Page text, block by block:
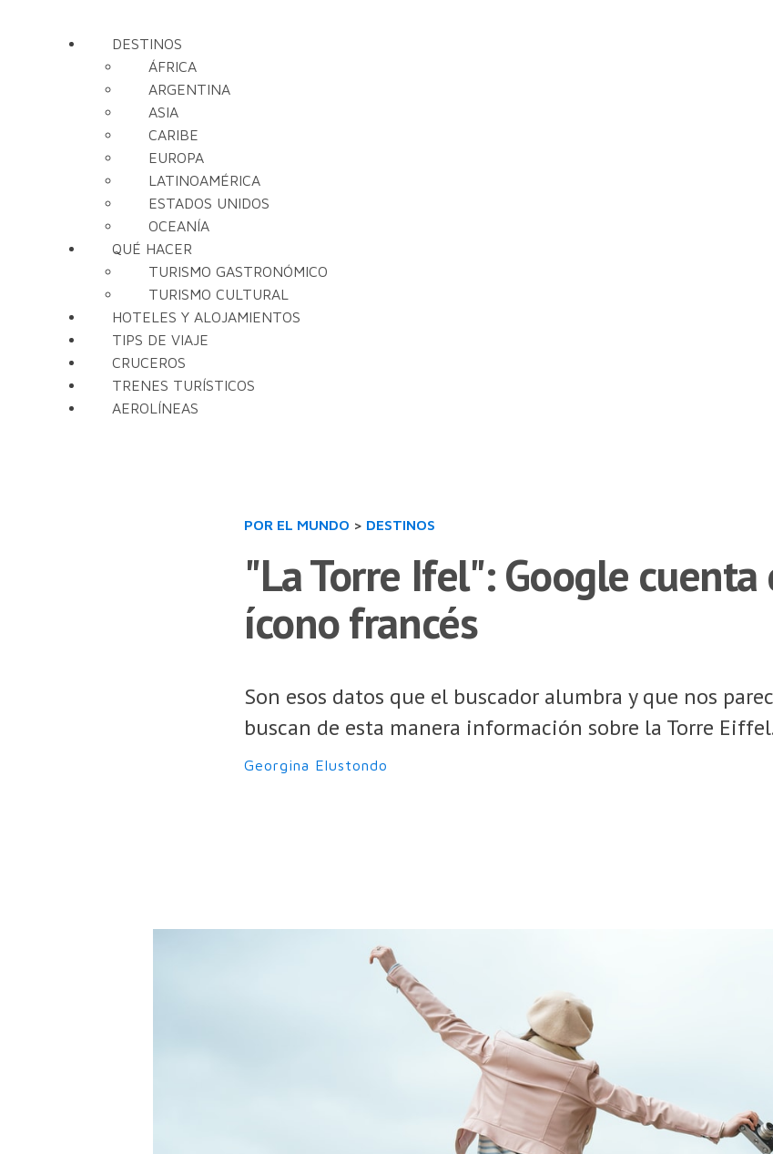
DESTINOS
ÁFRICA
ARGENTINA
ASIA
CARIBE
EUROPA
LATINOAMÉRICA
ESTADOS UNIDOS
OCEANÍA
QUÉ HACER
TURISMO GASTRONÓMICO
TURISMO CULTURAL
HOTELES Y ALOJAMIENTOS
TIPS DE VIAJE
CRUCEROS
TRENES TURÍSTICOS
AEROLÍNEAS
POR EL MUNDO > DESTINOS
"La Torre Ifel": Google cuenta
ícono francés
Son esos datos que el buscador alumbra y que nos
buscan de esta manera información sobre la Torre
Georgina Elustondo